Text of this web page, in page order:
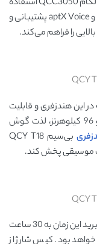
کیو وای سی در این هندزفری از یک چیپ جدید کوالکام QCC3050 استفاده
کرده است. این چیپ از تکنولوژی aptX Adaptive و aptX Voice پشتیبانی و
را فراهم می‌کند.
به کار رفته در این هندزفری و قابلیت
رمزگشایی فایل‌های صوتی به صورت 24 بیت و 96 کیلوهرتز، لذت گوش
بی‌سیم QCY T18
اگر از باتری 380 میلی‌آمپرساعتی کیس شارژ بهره ببرید این زمان به 30 ساعت